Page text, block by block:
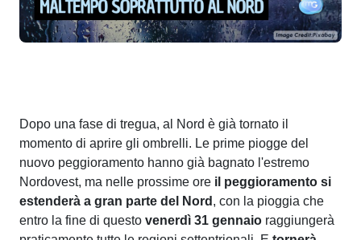
Dopo una fase di tregua, al Nord è già tornato il
momento di aprire gli ombrelli. Le prime piogge del
nuovo peggioramento hanno già bagnato l'estremo
Nordovest, ma nelle prossime ore il peggioramento si
estenderà a gran parte del Nord , con la pioggia che
entro la fine di questo venerdì 31 gennaio raggiungerà